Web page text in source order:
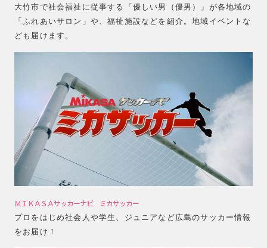
大竹市で社会福祉に従事する「優しい男（優男）」が各地域の
「ふれあいサロン」や、福祉施設などを紹介。地域イベントな
ども届けます。
ＭＩＫＡＳＡサッカーナビ ミカサッカー
プロをはじめ社会人や学生、ジュニアなど広島のサッカー情報
をお届け！